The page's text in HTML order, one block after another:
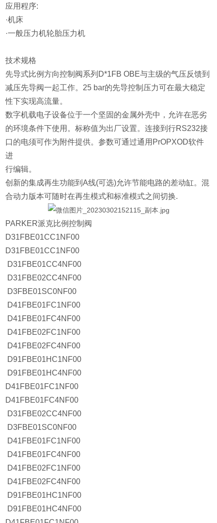
应用程序:
·机床
·一般压力机轮胎压力机
技术规格
先导式比例方向控制阀系列D*1FB OBE与主级的气压反馈到
减压先导阀一起工作。25 bar的先导控制压力可在最大稳定
性下实现高流量。
数字机载电子设备位于一个坚固的金属外壳中，允许在恶劣
的环境条件下使用。标称值为出厂设置。连接到行RS232接
口的电须可作为附件提供。参数可通过通用PrOPXOD软件
进
行编辑。
创新的集成再生功能到A线(可选)允许节能电路的差动缸。混
合动力版本可随时在再生模式和标准模式之间切换.
PARKER派克比例控制阀
D31FBE01CC1NF00
D31FBE01CC1NF00
D31FBE01CC4NF00
D31FBE02CC4NF00
D3FBE01SC0NF00
D41FBE01FC1NF00
D41FBE01FC4NF00
D41FBE02FC1NF00
D41FBE02FC4NF00
D91FBE01HC1NF00
D91FBE01HC4NF00
D41FBE01FC1NF00
D41FBE01FC4NF00
D31FBE02CC4NF00
D3FBE01SC0NF00
D41FBE01FC1NF00
D41FBE01FC4NF00
D41FBE02FC1NF00
D41FBE02FC4NF00
D91FBE01HC1NF00
D91FBE01HC4NF00